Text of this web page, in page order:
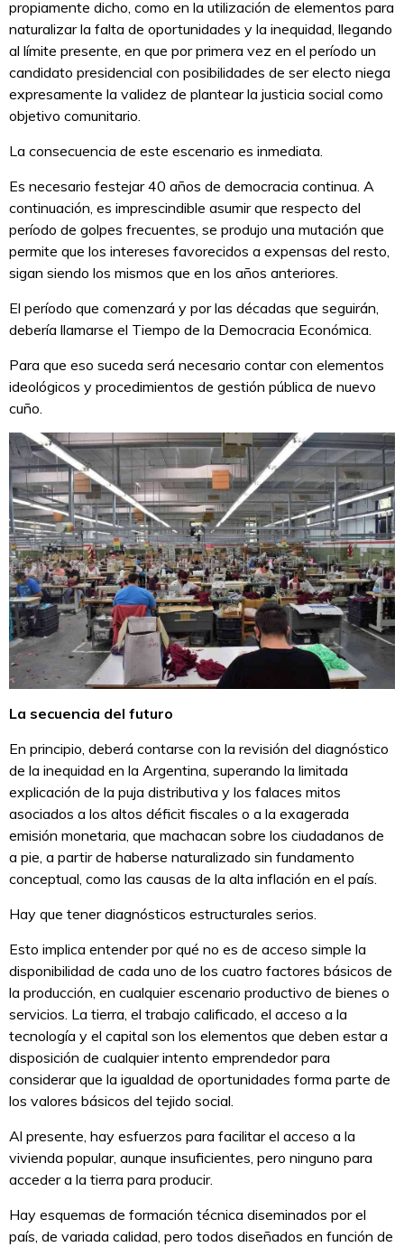
propiamente dicho, como en la utilización de elementos para
naturalizar la falta de oportunidades y la inequidad, llegando
al límite presente, en que por primera vez en el período un
candidato presidencial con posibilidades de ser electo niega
expresamente la validez de plantear la justicia social como
objetivo comunitario.
La consecuencia de este escenario es inmediata.
Es necesario festejar 40 años de democracia continua. A
continuación, es imprescindible asumir que respecto del
período de golpes frecuentes, se produjo una mutación que
permite que los intereses favorecidos a expensas del resto,
sigan siendo los mismos que en los años anteriores.
El período que comenzará y por las décadas que seguirán,
debería llamarse el Tiempo de la Democracia Económica.
Para que eso suceda será necesario contar con elementos
ideológicos y procedimientos de gestión pública de nuevo
cuño.
La secuencia del futuro
En principio, deberá contarse con la revisión del diagnóstico
de la inequidad en la Argentina, superando la limitada
explicación de la puja distributiva y los falaces mitos
asociados a los altos déficit fiscales o a la exagerada
emisión monetaria, que machacan sobre los ciudadanos de
a pie, a partir de haberse naturalizado sin fundamento
conceptual, como las causas de la alta inflación en el país.
Hay que tener diagnósticos estructurales serios.
Esto implica entender por qué no es de acceso simple la
disponibilidad de cada uno de los cuatro factores básicos de
la producción, en cualquier escenario productivo de bienes o
servicios. La tierra, el trabajo calificado, el acceso a la
tecnología y el capital son los elementos que deben estar a
disposición de cualquier intento emprendedor para
considerar que la igualdad de oportunidades forma parte de
los valores básicos del tejido social.
Al presente, hay esfuerzos para facilitar el acceso a la
vivienda popular, aunque insuficientes, pero ninguno para
acceder a la tierra para producir.
Hay esquemas de formación técnica diseminados por el
país, de variada calidad, pero todos diseñados en función de